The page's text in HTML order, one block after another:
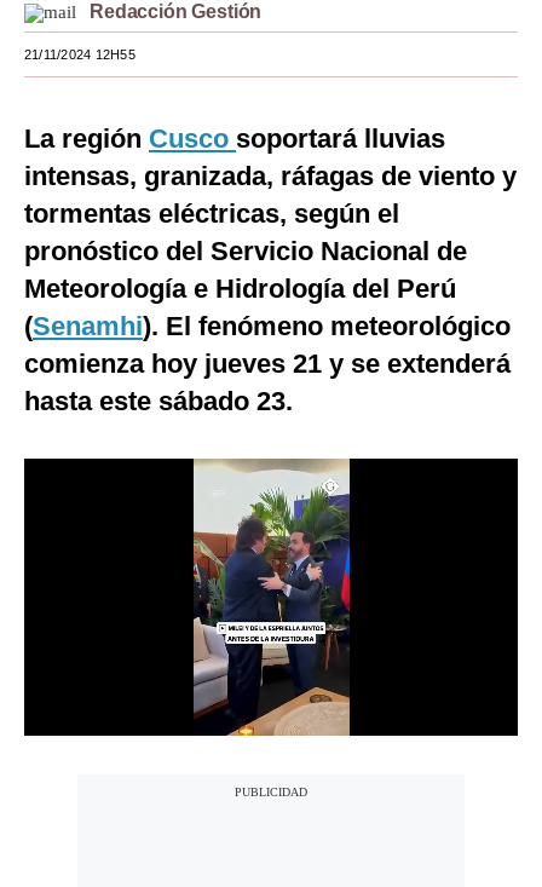
Estilos
Mundo
México
España
Internacional
Tecnología
Club del Suscriptor
Mix
G de Gestión
Redacción Gestión
21/11/2024 12H55
La región Cusco soportará lluvias
intensas, granizada, ráfagas de viento y
tormentas eléctricas, según el
pronóstico del Servicio Nacional de
Meteorología e Hidrología del Perú
(Senamhi). El fenómeno meteorológico
comienza hoy jueves 21 y se extenderá
hasta este sábado 23.